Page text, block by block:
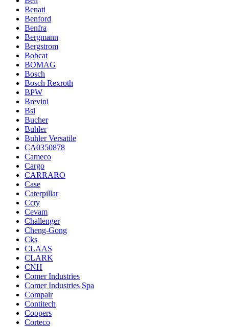
Benati
Benford
Benfra
Bergmann
Bergstrom
Bobcat
BOMAG
Bosch
Bosch Rexroth
BPW
Brevini
Bsi
Bucher
Buhler
Buhler Versatile
CA0350878
Cameco
Cargo
CARRARO
Case
Caterpillar
Ccty
Cevam
Challenger
Cheng-Gong
Cks
CLAAS
CLARK
CNH
Comer Industries
Comer Industries Spa
Compair
Contitech
Coopers
Corteco